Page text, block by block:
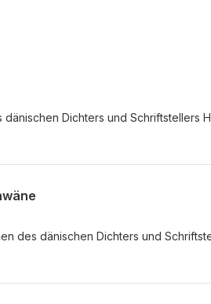
Dichters und Schriftstellers
des dänischen Dichters und